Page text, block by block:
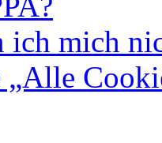
ich mich